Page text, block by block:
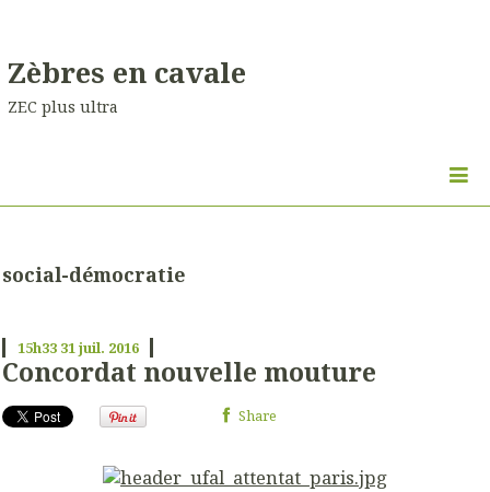
Zèbres en cavale
ZEC plus ultra
social-démocratie
15h33 31juil. 2016
Concordat nouvelle mouture
Share